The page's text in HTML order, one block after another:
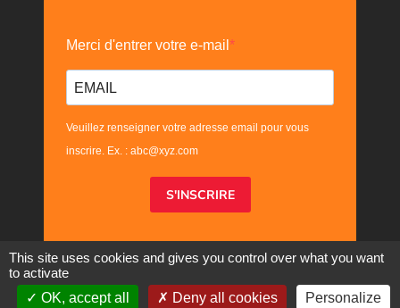
Merci d'entrer votre e-mail
Veuillez renseigner votre adresse email pour vous
inscrire. Ex. : abc@xyz.com
S'INSCRIRE
This site uses cookies and gives you control over what you want
to activate
OK, accept all
Deny all cookies Personalize